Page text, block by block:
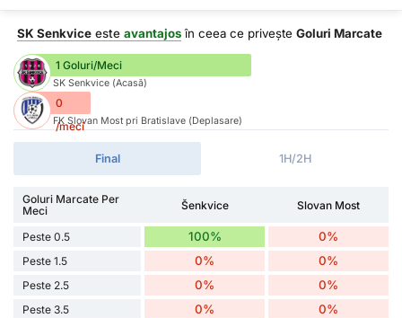
SK Senkvice este avantajosîn ceea ce privește Goluri Marcate
1 Goluri/Meci
SK Senkvice (Acasă)
0
/meci
FK Slovan Most pri Bratislave (Deplasare)
Final 1H/2H
Goluri Marcate Per
Meci
Šenkvice Slovan Most
Peste 0.5 100% 0%
Peste 1.5 0% 0%
Peste 2.5 0% 0%
Peste 3.5 0% 0%